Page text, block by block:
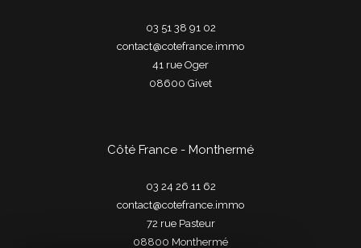
03 51 38 91 02
contact@cotefrance.immo
41 rue Oger
08600
givet
Côté France - Monthermé
03 24 26 11 62
contact@cotefrance.immo
72 rue Pasteur
08800
monthermé